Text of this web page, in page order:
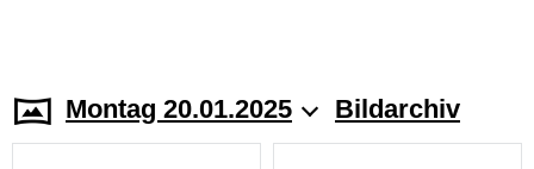
Montag 20.01.2025 Bildarchiv